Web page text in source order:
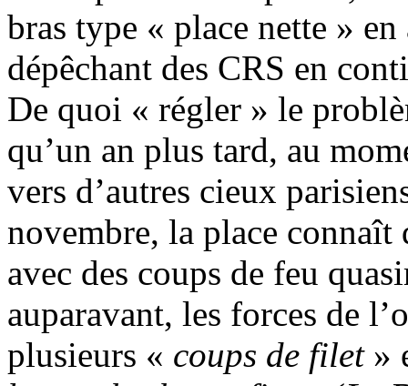
bras type « place nette »
dépêchant des CRS en
De quoi « régler » le
qu’un an plus tard, au
vers d’autres cieux
novembre, la place connaît
avec des coups de feu
auparavant, les forces de
plusieurs « coups de filet»